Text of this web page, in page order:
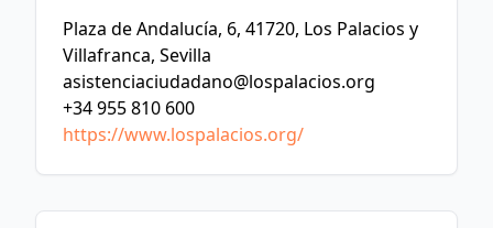
Plaza de Andalucía, 6, 41720, Los Palacios y
Villafranca, Sevilla
asistenciaciudadano@lospalacios.org
+34 955 810 600
https://www.lospalacios.org/